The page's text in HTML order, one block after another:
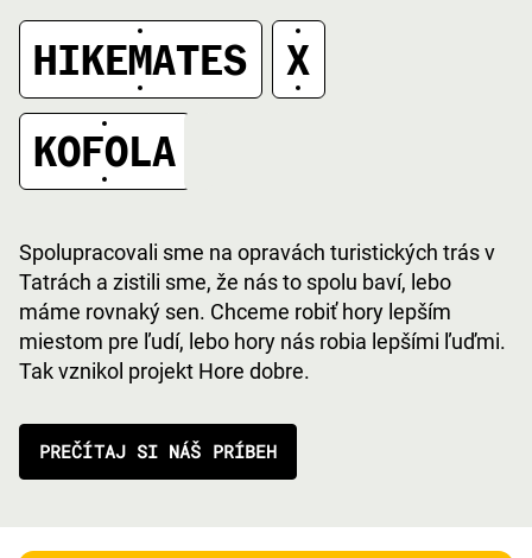
HIKEMATES
X
KOFOLA
Spolupracovali sme na opravách turistických trás v
Tatrách a zistili sme, že nás to spolu baví, lebo
máme rovnaký sen. Chceme robiť hory lepším
miestom pre ľudí, lebo hory nás robia lepšími ľuďmi.
Tak vznikol projekt Hore dobre.
PREČÍTAJ SI NÁŠ PRÍBEH